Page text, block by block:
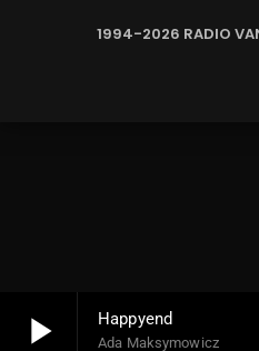
play_arrow Happyend
Ada Maksymowicz
1994-2026 RADIO